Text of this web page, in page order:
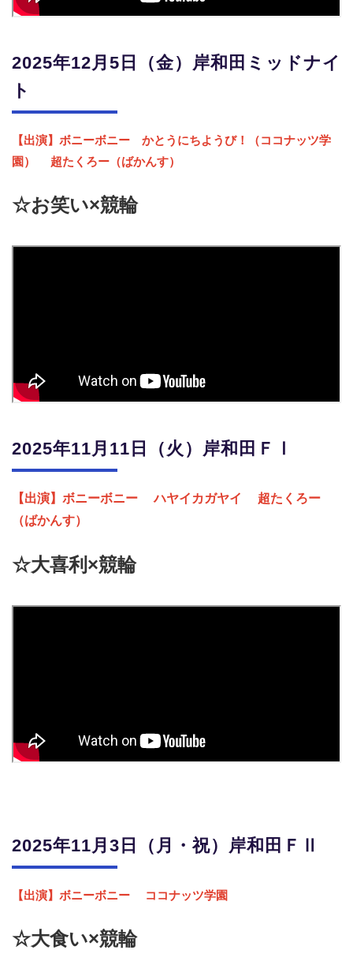
2025年12月5日（金） 岸和田ミッドナイ
ト
【出演】 ボニーボニー かとうにちようび！（ココナッツ学
園）
超たくろー（ばかんす）
☆お笑い×競輪
2025年11月11日（火）岸和田ＦⅠ
【出演】ボニーボニーハヤイカガヤイ 超たくろー
（ばかんす）
☆大喜利×競輪
2025年11月3日（月・祝）岸和田ＦⅡ
【出演】ボニーボニー ココナッツ学園
☆大食い×競輪